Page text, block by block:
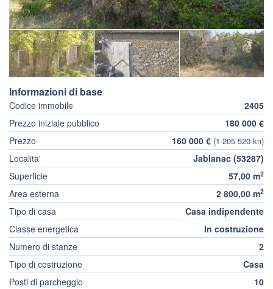
Informazioni di base
Codice immobile
2405
Prezzo iniziale pubblico
180 000 €
Prezzo
160 000 € (1 205 520 kn)
Localita'
Jablanac (53287)
Superficie
57,00 m2
Area esterna 2 800,00 m2
Tipo di casa
Casa indipendente
Classe energetica
In costruzione
Numero di stanze
2
Tipo di costruzione
Casa
Posti di parcheggio
10